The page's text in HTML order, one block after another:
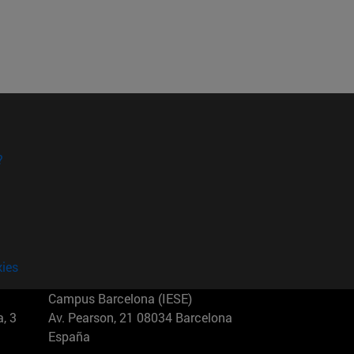
3
Campus Barcelona (IESE)
Av. Pearson, 21 08034 Barcelona
España